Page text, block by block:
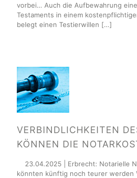
vorbei… Auch die Aufbewahrung
Testaments in einem
belegt einen Testierwillen […]
VERBINDLICHKEITEN
KÖNNEN DIE
23.04.2025 | Erbrecht: Notarielle
könnten künftig noch teurer werden